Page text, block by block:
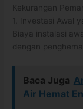
Kekurangan
1. Investasi Awal
Biaya instalasi
dengan
Baca Juga
Air Hemat